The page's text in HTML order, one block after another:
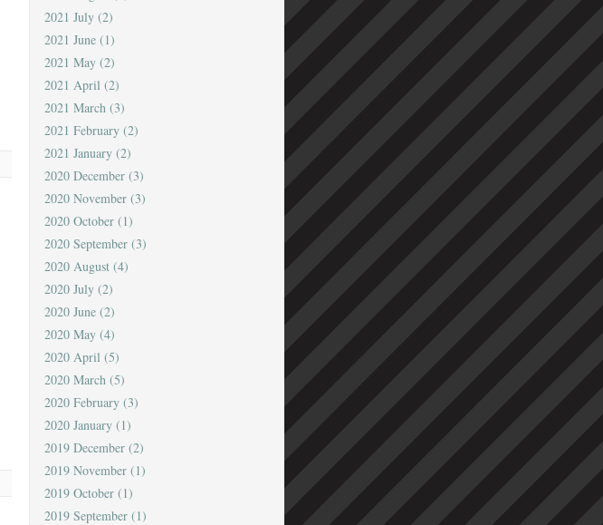
2021 July (2)
2021 June (1)
2021 May (2)
2021 April (2)
2021 March (3)
2021 February (2)
2021 January (2)
2020 December (3)
2020 November (3)
2020 October (1)
2020 September (3)
2020 August (4)
2020 July (2)
2020 June (2)
2020 May (4)
2020 April (5)
2020 March (5)
2020 February (3)
2020 January (1)
2019 December (2)
2019 November (1)
2019 October (1)
2019 September (1)